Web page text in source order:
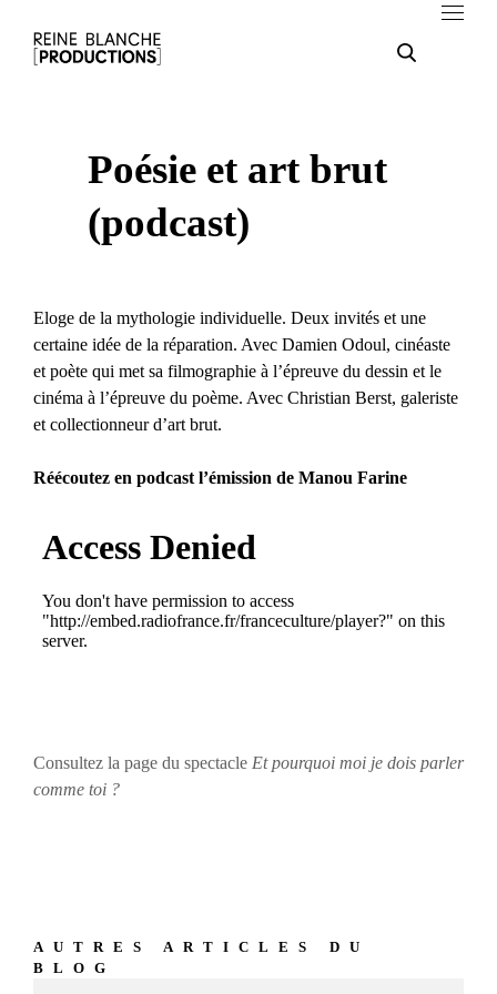
Poésie et art brut
(podcast)
Eloge de la mythologie individuelle. Deux invités et une
certaine idée de la réparation. Avec Damien Odoul, cinéaste
et poète qui met sa filmographie à l’épreuve du dessin et le
cinéma à l’épreuve du poème. Avec Christian Berst, galeriste
et collectionneur d’art brut.
Réécoutez en podcast l’émission de Manou Farine
Consultez la page du spectacle Et pourquoi moi je dois parler
comme toi ?
AUTRES ARTICLES DU
BLOG